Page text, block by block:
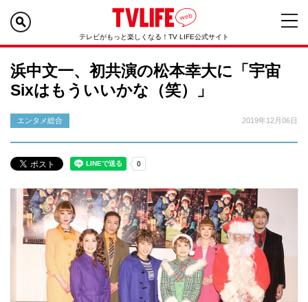
テレビがもっと楽しくなる！TV LIFE公式サイト
浜中文一、初共演の松本幸大に「宇宙
Sixはもういいかな（笑）」
エンタメ総合 2019年12月06日